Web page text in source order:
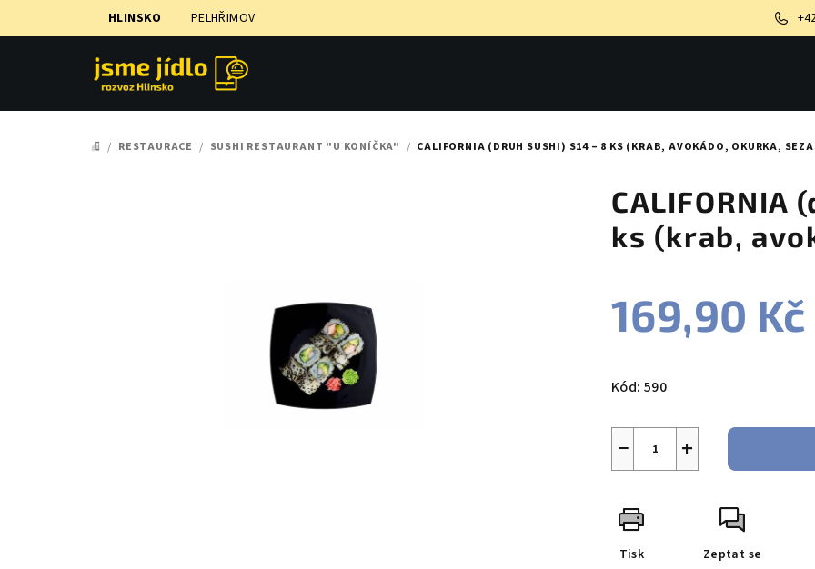
na
HLINSKO PELHŘIMOV
DOMŮ
/ RESTAURACE / SUSHI RESTAURANT "U KONÍČKA" / CALIFORNIA (DRUH SUSHI) S14 – 8 KS (KRAB, AVOKÁDO, OKURKA,
CALIFORNIA
ks (krab,
169,90 Kč
cena:
Kód: 590
+
−
Tisk Zeptat se